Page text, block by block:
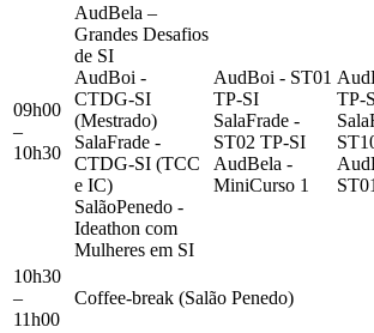
09h00
–
10h30
AudBela –
Grandes Desafios
de SI
AudBoi -
CTDG-SI
(Mestrado)
SalaFrade -
CTDG-SI (TCC
e IC)
SalãoPenedo -
Ideathon com
Mulheres em SI
AudBoi - ST01
TP-SI
SalaFrade -
ST02 TP-SI
AudBela -
MiniCurso 1
TP-
10h30
–
11h00
Coffee-break (Salão Penedo)